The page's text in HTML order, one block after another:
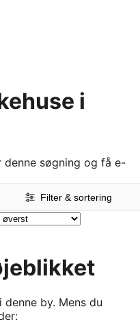
i
søgning og få e-
Filter & sortering
by. Mens du